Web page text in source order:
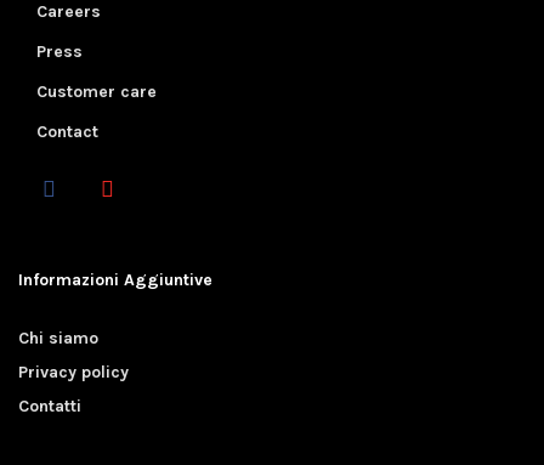
Careers
Press
Customer care
Contact
Informazioni Aggiuntive
Chi siamo
Privacy policy
Contatti